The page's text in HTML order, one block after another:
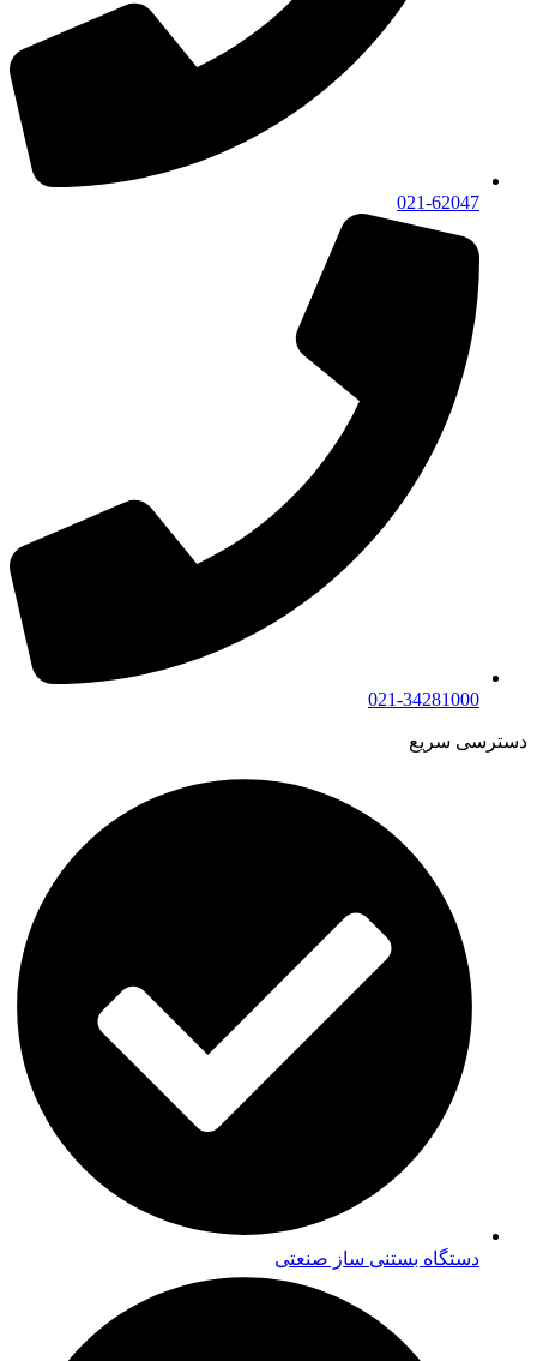
021-62047
021-34281000
دسترسی سریع
دستگاه بستنی ساز صنعتی